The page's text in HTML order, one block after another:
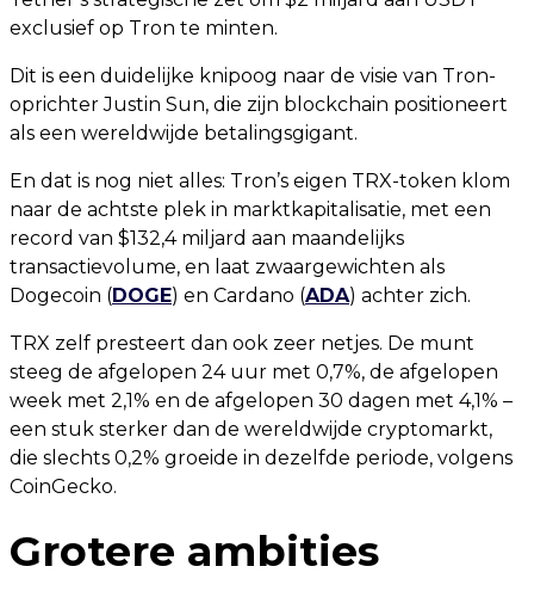
exclusief op Tron te minten.
Dit is een duidelijke knipoog naar de visie van Tron-
oprichter Justin Sun, die zijn blockchain positioneert
als een wereldwijde betalingsgigant.
En dat is nog niet alles: Tron’s eigen TRX-token klom
naar de achtste plek in marktkapitalisatie, met een
record van $132,4 miljard aan maandelijks
transactievolume, en laat zwaargewichten als
Dogecoin (DOGE) en Cardano (ADA) achter zich.
TRX zelf presteert dan ook zeer netjes. De munt
steeg de afgelopen 24 uur met 0,7%, de afgelopen
week met 2,1% en de afgelopen 30 dagen met 4,1% –
een stuk sterker dan de wereldwijde cryptomarkt,
die slechts 0,2% groeide in dezelfde periode, volgens
CoinGecko.
Grotere ambities